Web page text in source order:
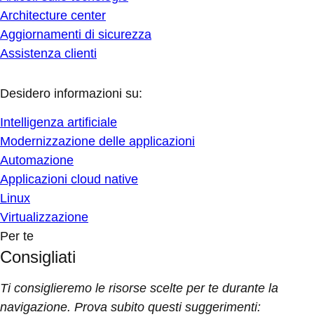
Architecture center
Aggiornamenti di sicurezza
Assistenza clienti
Desidero informazioni su:
Intelligenza artificiale
Modernizzazione delle applicazioni
Automazione
Applicazioni cloud native
Linux
Virtualizzazione
Per te
Consigliati
Ti consiglieremo le risorse scelte per te durante la
navigazione. Prova subito questi suggerimenti: